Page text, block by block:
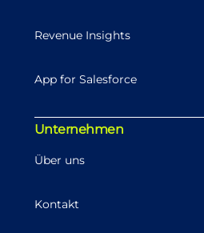
Revenue Insights
App for Salesforce
Unternehmen
Über uns
Kontakt